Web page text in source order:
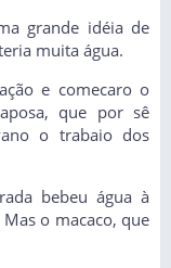
grande idéia de
muita água.
e comecaro o
que por sê
o trabaio dos
bebeu água à
o macaco, que